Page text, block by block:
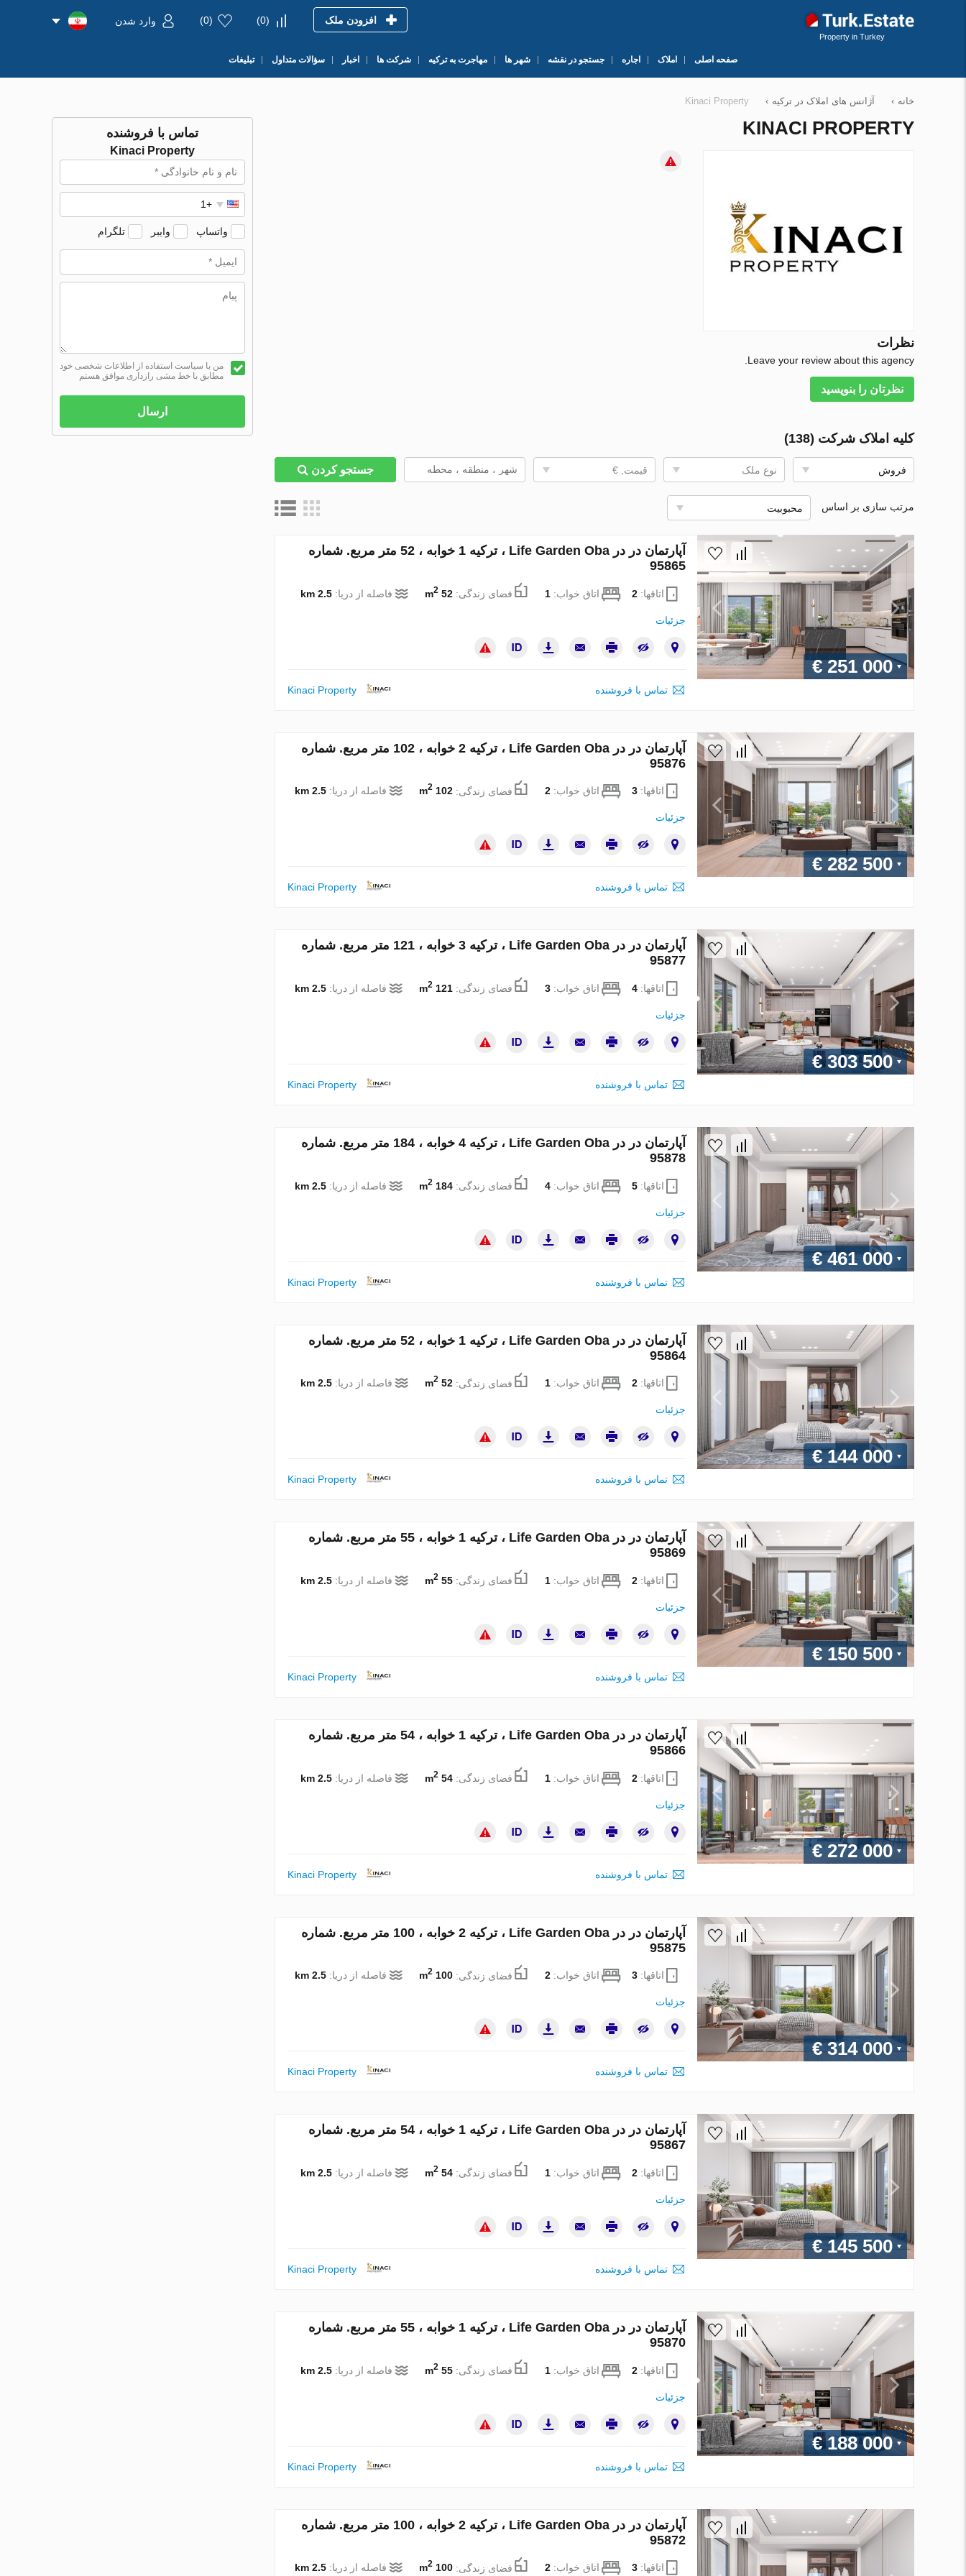
Property in Turkey
افزودن ملک (
0
)
(
0
) وارد شدن
صفحه اصلی املاک اجاره جستجو در نقشه شهر ها مهاجرت به ترکیه شرکت ها اخبار سؤالات متداول تبلیغات
خانه › آژانس های املاک در ترکیه ›
Kinaci Property
KINACI PROPERTY
نظرات
Leave your review about this agency.
نظرتان را بنویسید
کلیه املاک شرکت (138)
فروش نوع ملک قیمت, € جستجو کردن
مرتب سازی بر اساس محبوبیت
€ 251 000
آپارتمان در در Life Garden Oba ، ترکیه 1 خوابه ، 52 متر مربع. شماره
95865
اتاقها: 2 اتاق خواب: 1 فضای زندگی: 52 m
2 فاصله از دریا: 2.5 km
جزئیات
تماس با فروشنده Kinaci Property
€ 282 500
آپارتمان در در Life Garden Oba ، ترکیه 2 خوابه ، 102 متر مربع. شماره
95876
اتاقها: 3 اتاق خواب: 2 فضای زندگی: 102 m
2 فاصله از دریا: 2.5 km
جزئیات
تماس با فروشنده Kinaci Property
€ 303 500
آپارتمان در در Life Garden Oba ، ترکیه 3 خوابه ، 121 متر مربع. شماره
95877
اتاقها: 4 اتاق خواب: 3 فضای زندگی: 121 m
2 فاصله از دریا: 2.5 km
جزئیات
تماس با فروشنده Kinaci Property
€ 461 000
آپارتمان در در Life Garden Oba ، ترکیه 4 خوابه ، 184 متر مربع. شماره
95878
اتاقها: 5 اتاق خواب: 4 فضای زندگی: 184 m
2 فاصله از دریا: 2.5 km
جزئیات
تماس با فروشنده Kinaci Property
€ 144 000
آپارتمان در در Life Garden Oba ، ترکیه 1 خوابه ، 52 متر مربع. شماره
95864
اتاقها: 2 اتاق خواب: 1 فضای زندگی: 52 m
2 فاصله از دریا: 2.5 km
جزئیات
تماس با فروشنده Kinaci Property
€ 150 500
آپارتمان در در Life Garden Oba ، ترکیه 1 خوابه ، 55 متر مربع. شماره
95869
اتاقها: 2 اتاق خواب: 1 فضای زندگی: 55 m
2 فاصله از دریا: 2.5 km
جزئیات
تماس با فروشنده Kinaci Property
€ 272 000
آپارتمان در در Life Garden Oba ، ترکیه 1 خوابه ، 54 متر مربع. شماره
95866
اتاقها: 2 اتاق خواب: 1 فضای زندگی: 54 m
2 فاصله از دریا: 2.5 km
جزئیات
تماس با فروشنده Kinaci Property
€ 314 000
آپارتمان در در Life Garden Oba ، ترکیه 2 خوابه ، 100 متر مربع. شماره
95875
اتاقها: 3 اتاق خواب: 2 فضای زندگی: 100 m
2 فاصله از دریا: 2.5 km
جزئیات
تماس با فروشنده Kinaci Property
€ 145 500
آپارتمان در در Life Garden Oba ، ترکیه 1 خوابه ، 54 متر مربع. شماره
95867
اتاقها: 2 اتاق خواب: 1 فضای زندگی: 54 m
2 فاصله از دریا: 2.5 km
جزئیات
تماس با فروشنده Kinaci Property
€ 188 000
آپارتمان در در Life Garden Oba ، ترکیه 1 خوابه ، 55 متر مربع. شماره
95870
اتاقها: 2 اتاق خواب: 1 فضای زندگی: 55 m
2 فاصله از دریا: 2.5 km
جزئیات
تماس با فروشنده Kinaci Property
آپارتمان در در Life Garden Oba ، ترکیه 2 خوابه ، 100 متر مربع. شماره
95872
اتاقها: 3 اتاق خواب: 2 فضای زندگی: 100 m
2 فاصله از دریا: 2.5 km
تماس با فروشنده
Kinaci Property
واتساپ وایبر تلگرام
من با سیاست استفاده از اطلاعات شخصی خود
مطابق با خط مشی رازداری موافق هستم
ارسال